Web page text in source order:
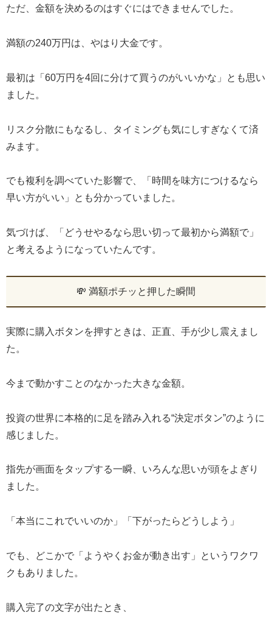
ただ、金額を決めるのはすぐにはできませんでした。
満額の240万円は、やはり大金です。
最初は「60万円を4回に分けて買うのがいいかな」とも思い
ました。
リスク分散にもなるし、タイミングも気にしすぎなくて済
みます。
でも複利を調べていた影響で、「時間を味方につけるなら
早い方がいい」とも分かっていました。
気づけば、「どうせやるなら思い切って最初から満額で」
と考えるようになっていたんです。
💸 満額ポチッと押した瞬間
実際に購入ボタンを押すときは、正直、手が少し震えまし
た。
今まで動かすことのなかった大きな金額。
投資の世界に本格的に足を踏み入れる“決定ボタン”のように
感じました。
指先が画面をタップする一瞬、いろんな思いが頭をよぎり
ました。
「本当にこれでいいのか」「下がったらどうしよう」
でも、どこかで「ようやくお金が動き出す」というワクワ
クもありました。
購入完了の文字が出たとき、